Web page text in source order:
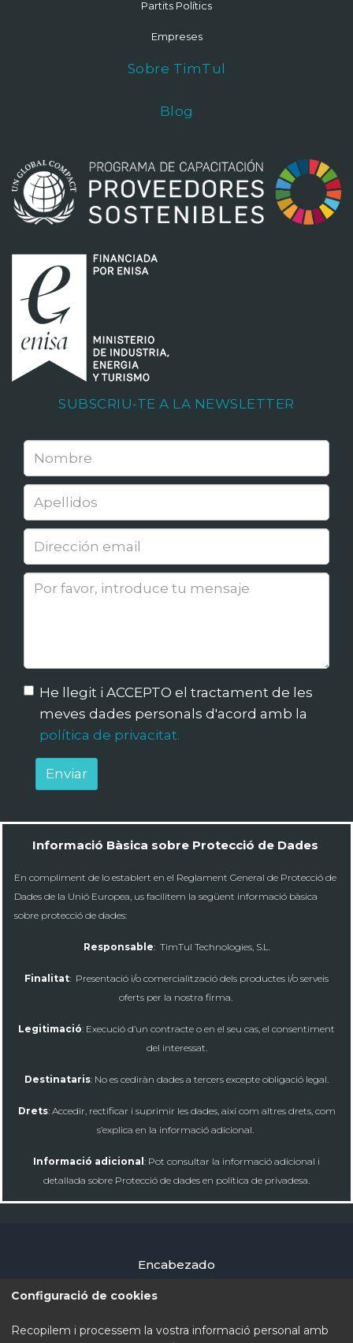
Partits Polítics
Empreses
Sobre TimTul
Blog
SUBSCRIU-TE A LA NEWSLETTER
He llegit i ACCEPTO el tractament de les
meves dades personals d'acord amb la
política de privacitat.
Enviar
Informació Bàsica sobre Protecció de Dades
En compliment de lo establert en el Reglament General de Protecció de
Dades de la Unió Europea, us facilitem la següent informació bàsica
sobre protecció de dades:
Responsable: TimTul Technologies, S.L.
Finalitat: Presentació i/o comercialització dels productes i/o serveis
oferts per la nostra firma.
Legitimació: Execució d’un contracte o en el seu cas, el consentiment
del interessat.
Destinataris: No es cediràn dades a tercers excepte obligació legal.
Drets: Accedir, rectificar i suprimir les dades, així com altres drets, com
s’explica en la informació adicional.
Informació adicional : Pot consultar la informació adicional i
detallada sobre Protecció de dades en política de privadesa.
Encabezado
Encabezado
Configuració de cookies
Recopilem i processem la vostra informació personal amb